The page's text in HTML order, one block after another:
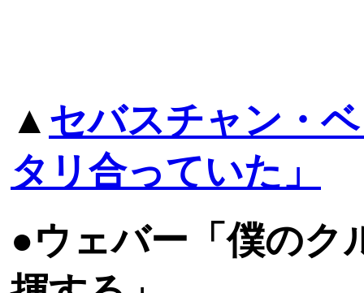
▲ セバスチャン・
タリ合っていた」
●ウェバー「僕のク